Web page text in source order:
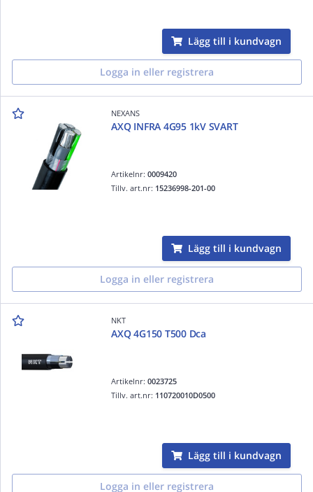
Lägg till i kundvagn
Logga in eller registrera
NEXANS
AXQ INFRA 4G95 1kV SVART
Artikelnr:0009420
Tillv. art.nr: 15236998-201-00
Lägg till i kundvagn
Logga in eller registrera
NKT
AXQ 4G150 T500 Dca
Artikelnr:0023725
Tillv. art.nr: 110720010D0500
Lägg till i kundvagn
Logga in eller registrera